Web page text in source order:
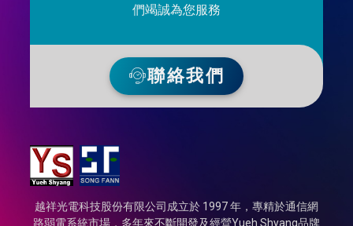
們竭誠為您服務
聯絡我們
越祥光電科技股份有限公司成立於 1997 年，專精於通信網
路弱電系統市場，多年來不斷開發及經營Yueh Shyang品牌